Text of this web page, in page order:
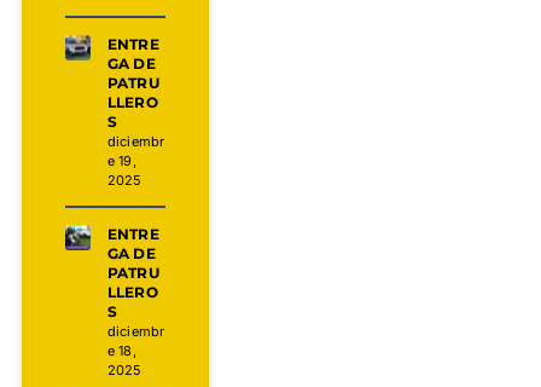
ENTRE
GA DE
PATRU
LLERO
S
diciembr
e 19,
2025
ENTRE
GA DE
PATRU
LLERO
S
diciembr
e 18,
2025